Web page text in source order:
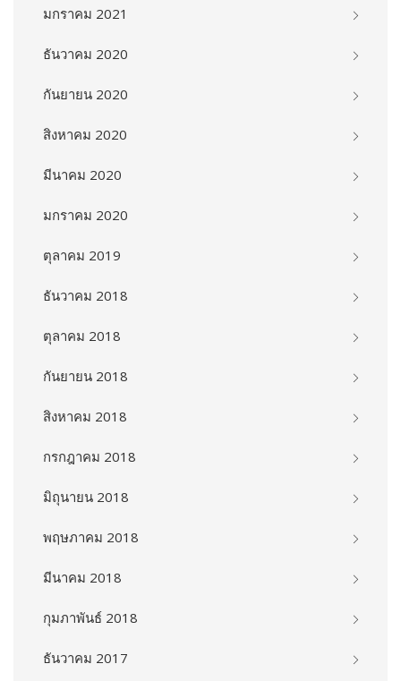
มกราคม 2021
ธันวาคม 2020
กันยายน 2020
สิงหาคม 2020
มีนาคม 2020
มกราคม 2020
ตุลาคม 2019
ธันวาคม 2018
ตุลาคม 2018
กันยายน 2018
สิงหาคม 2018
กรกฎาคม 2018
มิถุนายน 2018
พฤษภาคม 2018
มีนาคม 2018
กุมภาพันธ์ 2018
ธันวาคม 2017